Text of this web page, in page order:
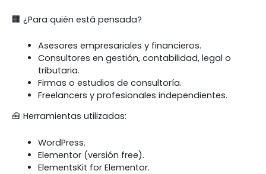
🏢 ¿Para quién está pensada?
Asesores empresariales y financieros.
Consultores en gestión, contabilidad, legal o
tributaria.
Firmas o estudios de consultoría.
Freelancers y profesionales independientes.
🧰 Herramientas utilizadas:
WordPress.
Elementor (versión free).
ElementsKit for Elementor.